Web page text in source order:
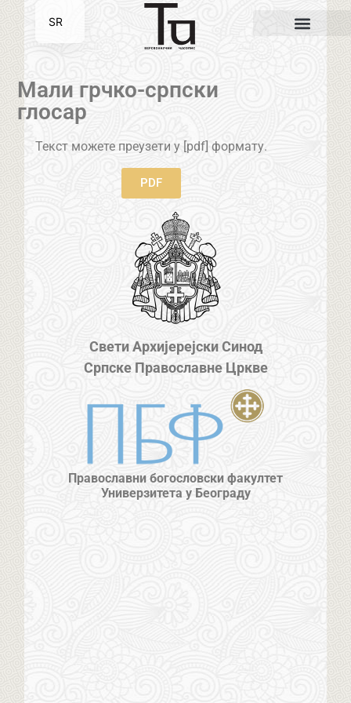
Мали грчко-српски
глосар
Текст можете преузети у [pdf] формату.
PDF
Свети Архијерејски Синод
Српске Православне Цркве
Православни богословски факултет
Универзитета у Београду
SR
EN